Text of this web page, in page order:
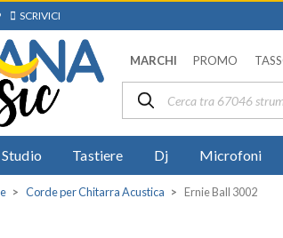
SCRIVICI
MARCHI PROMO
Studio Tastiere Dj Microfoni
Corde per Chitarra Acustica Ernie Ball 3002